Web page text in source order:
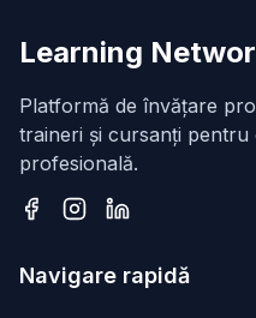
Learning
Platformă de învățare
traineri și cursanți pentru
profesională.
Navigare rapidă